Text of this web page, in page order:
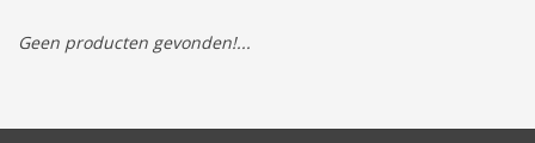
Tassen/Portemonnee
Boeken
Geen producten gevonden!...